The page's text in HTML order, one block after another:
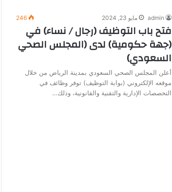
admin مايو 23, 2024 246
فتح باب التوظيف (رجال / نساء) في
(جهة حكومية) لدى (المجلس الصحي
السعودي)
أعلن المجلس الصحي السعودي بمدينة الرياض من خلال
موقعه الإلكتروني (بوابة التوظيف) توفر وظائف في
التخصصات الإدارية والتقنية والقانونية، وذلك…